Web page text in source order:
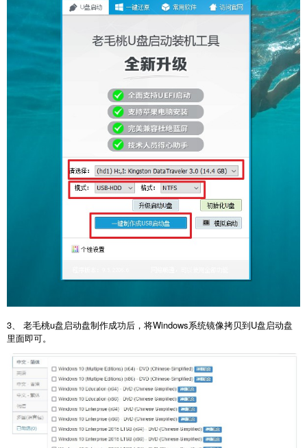
3、 老毛桃u盘启动盘制作成功后，将Windows系统镜像拷贝到U盘启动盘
里面即可。